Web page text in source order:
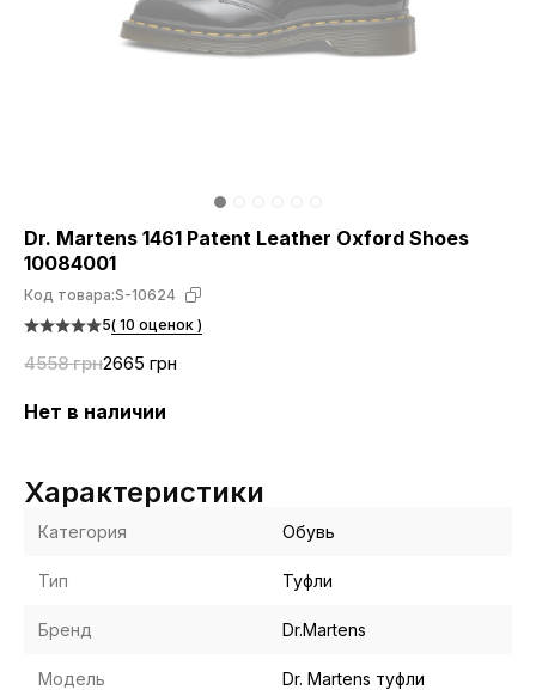
Dr. Martens 1461 Patent Leather Oxford Shoes
10084001
Код товара:S-10624
5( 10 оценок )
4558 грн2665 грн
Нет в наличии
Характеристики
Категория Обувь
Тип Туфли
Бренд Dr.Martens
Модель Dr. Martens туфли